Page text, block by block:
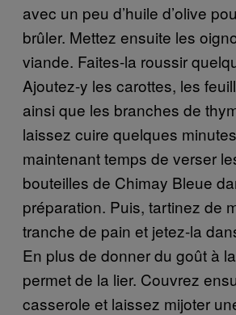
avec un peu d’huile d’olive
brûler. Mettez ensuite les
viande. Faites-la roussir
Ajoutez-y les carottes, les
ainsi que les branches de
laissez cuire quelques
maintenant temps de verser
bouteilles de Chimay Bleue
préparation. Puis, tartinez de
tranche de pain et jetez-la
En plus de donner du goût à
permet de la lier. Couvrez
casserole et laissez mijoter